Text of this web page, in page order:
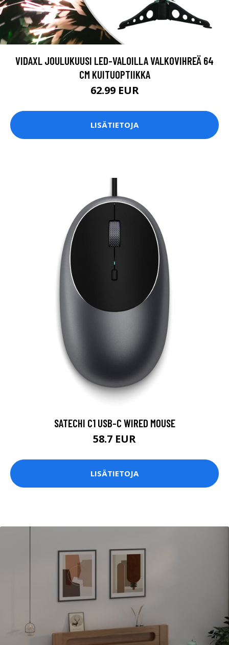
VIDAXL JOULUKUUSI LED-VALOILLA VALKOVIHREÄ 64
CM KUITUOPTIIKKA
62.99 EUR
LISÄTIETOJA
SATECHI C1 USB-C WIRED MOUSE
58.7 EUR
LISÄTIETOJA